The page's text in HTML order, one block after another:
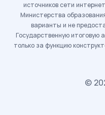
источников сети
Министерства
варианты и не
Государственную
только за функцию
©